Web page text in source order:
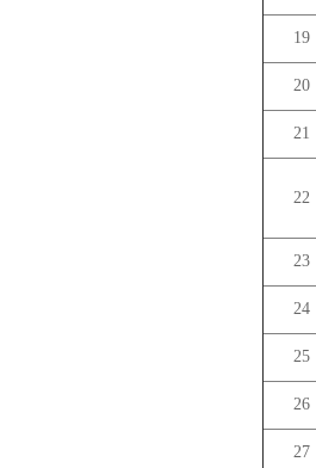
19
20
21
22
23
24
25
26
27